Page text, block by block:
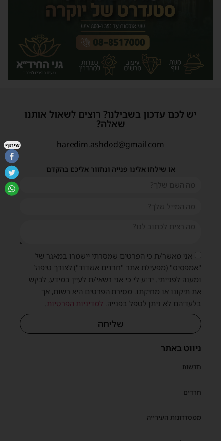
ניווט באתר
חדשות
חרדים
ממסדרונות העירייה
יש לכם עדכון בשבילנו? רוצים לשאול אותנו
שאלה?
haredim.ashdod@gmail.com
או שילחו אלינו פנייה ונחזור אליכם בהקדם
אני מאשר/ת כי הפרטים שמסרתי יישמרו במאגר של
"אמפסיס" (מפעילת אתר "חרדים אשדוד") לצורך טיפול
ומענה לפנייתי. ידוע לי כי אני רשאי/ת לעיין במידע, לבקש
את תיקונו או מחיקתו. מסירת הפרטים היא רשות, אך
בלעדיהם לא ניתן לטפל בפנייה. למדיניות הפרטיות.
שליחה
שיתוף